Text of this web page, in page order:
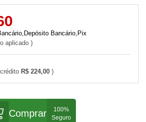
R$ 224,00
aplicado
Bancário,Pix
Comprar